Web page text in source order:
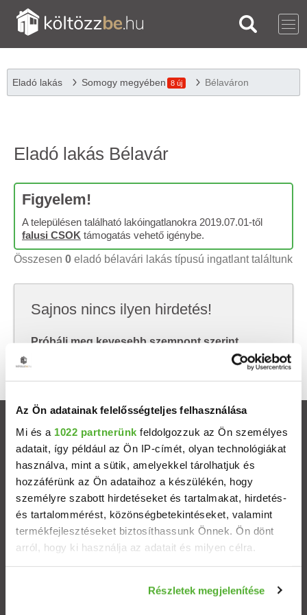
Az Ön adatainak felelősségteljes felhasználása
Mi és a 1022 partnerünk feldolgozzuk az Ön személyes
adatait, így például az Ön IP-címét, olyan technológiákat
használva, mint a sütik, amelyekkel tárolhatjuk és
hozzáférünk az Ön adataihoz a készülékén, hogy
személyre szabott hirdetéseket és tartalmakat, hirdetés-
és tartalommérést, közönségbetekintéseket, valamint
termékfejlesztéseket biztosíthassunk Önnek. Ön dönt
arról, hogy ki használja az adatait és milyen célra.
Információgyűjtés az Ön földrajzi elhelyezkedéséről
Részletek megjelenítése
Eladó lakás Somogy megyében 8 új Bélaváron
Eladó lakás Bélavár
Figyelem!
A településen található lakóingatlanokra 2019.07.01-től
falusi CSOK támogatás vehető igénybe.
Összesen 0 eladó bélavári lakás típusú ingatlant találtunk
Sajnos nincs ilyen hirdetés!
Próbálj meg kevesebb szempont szerint
keresni, hátha akkor megtalálod, amit keresel.
Ingatlanok
Eladó házak
Eladó lakások
Települések